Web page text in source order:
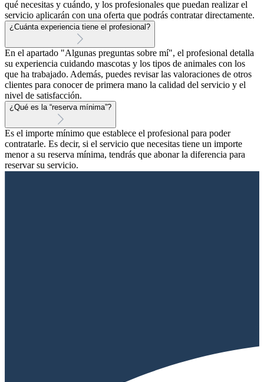
qué necesitas y cuándo, y los profesionales que puedan realizar el
servicio aplicarán con una oferta que podrás contratar directamente.
¿Cuánta experiencia tiene el profesional?
En el apartado "Algunas preguntas sobre mí", el profesional detalla
su experiencia cuidando mascotas y los tipos de animales con los
que ha trabajado. Además, puedes revisar las valoraciones de otros
clientes para conocer de primera mano la calidad del servicio y el
nivel de satisfacción.
¿Qué es la “reserva mínima”?
Es el importe mínimo que establece el profesional para poder
contratarle. Es decir, si el servicio que necesitas tiene un importe
menor a su reserva mínima, tendrás que abonar la diferencia para
reservar su servicio.